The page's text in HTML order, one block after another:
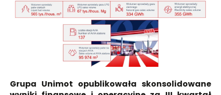
Grupa Unimot opublikowała skonsolidowane